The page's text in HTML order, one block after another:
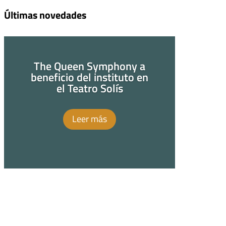
Últimas novedades
The Queen Symphony a
beneficio del instituto en
el Teatro Solís
Leer más